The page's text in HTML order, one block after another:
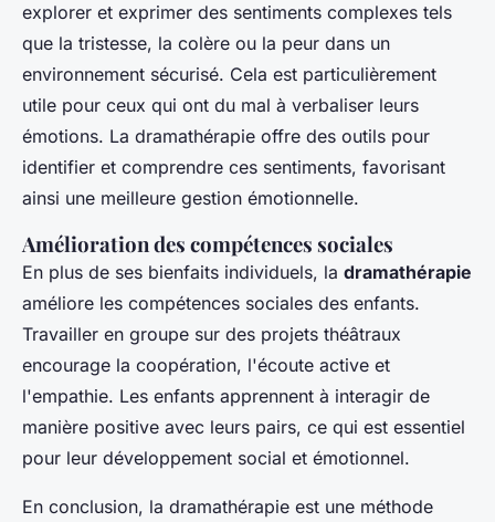
explorer et exprimer des sentiments complexes tels
que la tristesse, la colère ou la peur dans un
environnement sécurisé. Cela est particulièrement
utile pour ceux qui ont du mal à verbaliser leurs
émotions. La dramathérapie offre des outils pour
identifier et comprendre ces sentiments, favorisant
ainsi une meilleure gestion émotionnelle.
Amélioration des compétences sociales
En plus de ses bienfaits individuels, la dramathérapie
améliore les compétences sociales des enfants.
Travailler en groupe sur des projets théâtraux
encourage la coopération, l'écoute active et
l'empathie. Les enfants apprennent à interagir de
manière positive avec leurs pairs, ce qui est essentiel
pour leur développement social et émotionnel.
En conclusion, la dramathérapie est une méthode